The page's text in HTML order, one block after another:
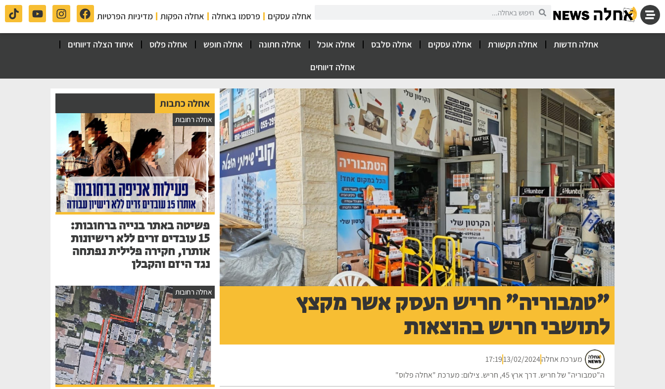
אחלה עסקים פרסמו באחלה אחלה הפקות מדיניות הפרטיות
אחלה חדשות אחלה תקשורת אחלה עסקים אחלה סלבס אחלה אוכל אחלה חתונה אחלה חופש אחלה פלוס
איחוד הצלה דיווחים
אחלה דיווחים
"טמבוריה" חריש העסק אשר מקצץ
לתושבי חריש בהוצאות
מערכת אחלה13/02/2024
17:19
ה"טמבוריה" של חריש. דרך ארץ 45, חריש. צילום: מערכת "אחלה פלוס"
אחלה כתבות
אחלה רחובות
פשיטה באתר בנייה ברחובות:
15 עובדים זרים ללא רישיונות
אותרו, חקירה פלילית נפתחה
נגד היזם והקבלן
אחלה רחובות